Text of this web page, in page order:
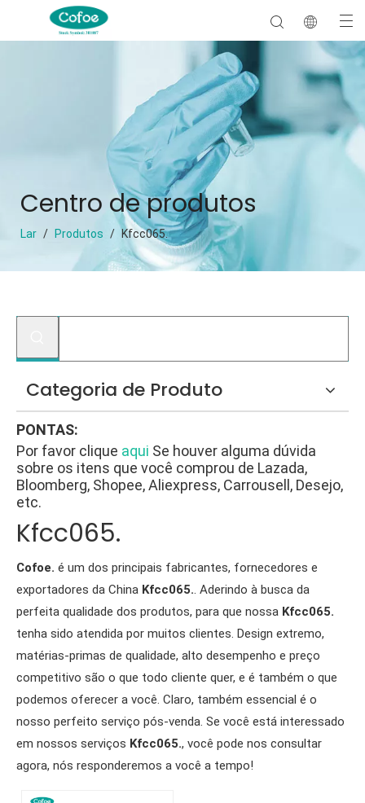
Centro de produtos
Lar / Produtos / Kfcc065.
Categoria de Produto
PONTAS:
Por favor clique aqui Se houver alguma dúvida
sobre os itens que você comprou de Lazada,
Bloomberg, Shopee, Aliexpress, Carrousell, Desejo,
etc.
Kfcc065.
Cofoe. é um dos principais fabricantes, fornecedores e
exportadores da China Kfcc065.. Aderindo à busca da
perfeita qualidade dos produtos, para que nossa Kfcc065.
tenha sido atendida por muitos clientes. Design extremo,
matérias-primas de qualidade, alto desempenho e preço
competitivo são o que todo cliente quer, e é também o que
podemos oferecer a você. Claro, também essencial é o
nosso perfeito serviço pós-venda. Se você está interessado
em nossos serviços Kfcc065., você pode nos consultar
agora, nós responderemos a você a tempo!